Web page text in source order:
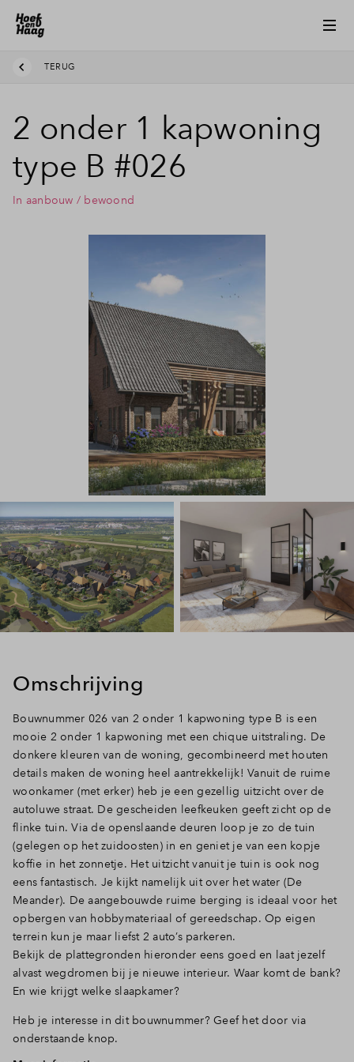
Inloggen
TERUG
2 onder 1 kapwoning
type B #026
In aanbouw / bewoond
Omschrijving
Bouwnummer 026 van 2 onder 1 kapwoning type B is een
mooie 2 onder 1 kapwoning met een chique uitstraling. De
donkere kleuren van de woning, gecombineerd met houten
details maken de woning heel aantrekkelijk! Vanuit de ruime
woonkamer (met erker) heb je een gezellig uitzicht over de
autoluwe straat. De gescheiden leefkeuken geeft zicht op de
flinke tuin. Via de openslaande deuren loop je zo de tuin
(gelegen op het zuidoosten) in en geniet je van een kopje
koffie in het zonnetje. Het uitzicht vanuit je tuin is ook nog
eens fantastisch. Je kijkt namelijk uit over het water (De
Meander). De aangebouwde ruime berging is ideaal voor het
opbergen van hobbymateriaal of gereedschap. Op eigen
terrein kun je maar liefst 2 auto’s parkeren.
Bekijk de plattegronden hieronder eens goed en laat jezelf
alvast wegdromen bij je nieuwe interieur. Waar komt de bank?
En wie krijgt welke slaapkamer?
Heb je interesse in dit bouwnummer? Geef het door via
onderstaande knop.